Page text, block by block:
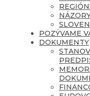
POZÝVAME
DOKUMENTY